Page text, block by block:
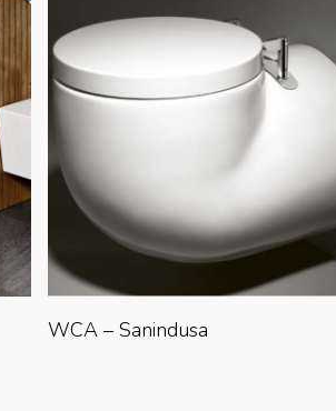
Lire La Suite
WCA – Sanindusa